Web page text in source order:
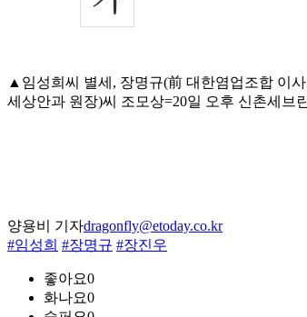
▲임성희씨 별세, 장명규(前 대한염업조합 이
세상안과 원장)씨 조모상=20일 오후 신촌세브
양용비 기자dragonfly@etoday.co.kr
#임성희 #장명규 #장진우
좋아요0
화나요0